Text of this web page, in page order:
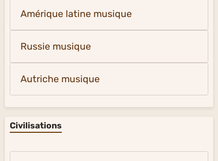
Amérique latine musique
Russie musique
Autriche musique
Civilisations